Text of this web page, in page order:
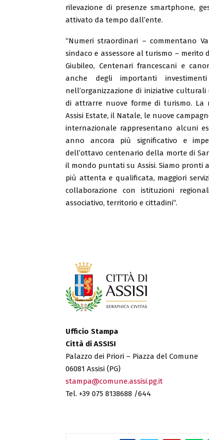
rilevazione di presenze smartphone,
attivato da tempo dall’ente.
“Numeri straordinari – commentano
sindaco e assessore al turismo – merito
Giubileo, Centenari francescani e
anche degli importanti
nell’organizzazione di iniziative
di attrarre nuove forme di turismo. La
Assisi Estate, il Natale, le nuove
internazionale rappresentano alcuni
anno ancora più significativo e
dell’ottavo centenario della morte di
il mondo puntati su Assisi. Siamo pronti
più attenta e qualificata, maggiori
collaborazione con istituzioni
associativo, territorio e cittadini”.
Ufficio Stampa
Città di ASSISI
Palazzo dei Priori – Piazza del Comune
06081 Assisi (PG)
stampa@comune.assisi.pg.it
Tel. +39 075 8138688 /644